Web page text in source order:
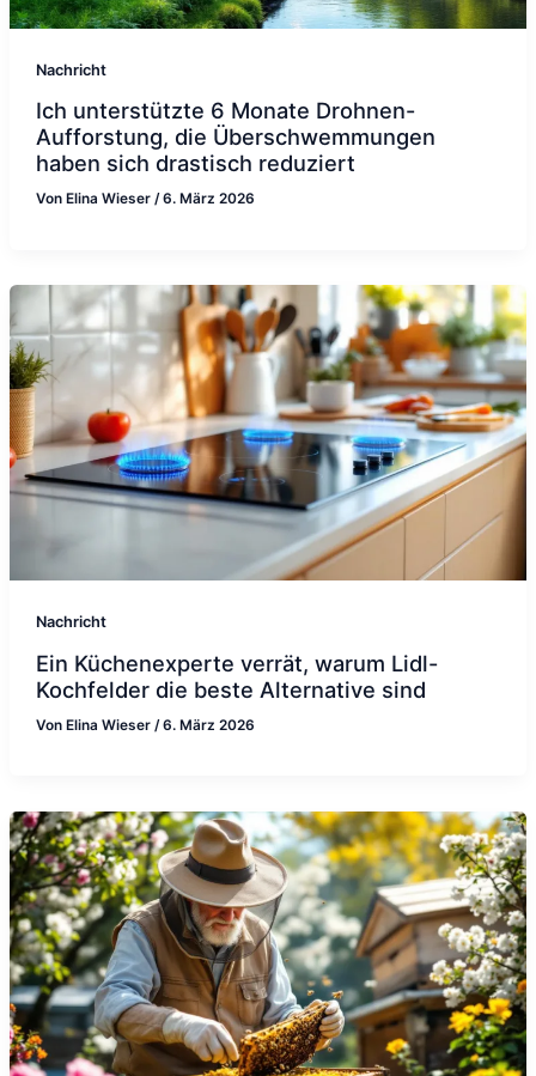
Nachricht
Ich unterstützte 6 Monate Drohnen-
Aufforstung, die Überschwemmungen
haben sich drastisch reduziert
Von Elina Wieser /6. März 2026
Nachricht
Ein Küchenexperte verrät, warum Lidl-
Kochfelder die beste Alternative sind
Von Elina Wieser /6. März 2026